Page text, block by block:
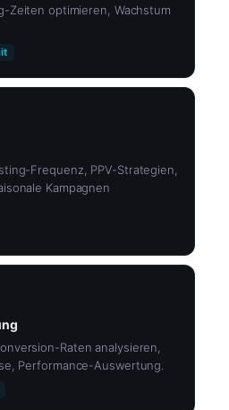
Zeiten optimieren, Wachstum
Frequenz, PPV-Strategien,
Kampagnen
Raten analysieren,
Performance-Auswertung.